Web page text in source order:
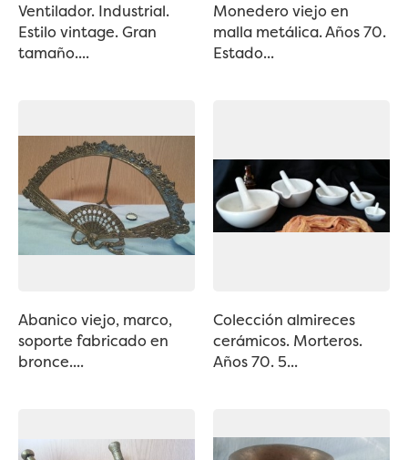
Ventilador. Industrial.
Estilo vintage. Gran
tamaño....
Monedero viejo en
malla metálica. Años 70.
Estado...
Abanico viejo, marco,
soporte fabricado en
bronce....
Colección almireces
cerámicos. Morteros.
Años 70. 5...